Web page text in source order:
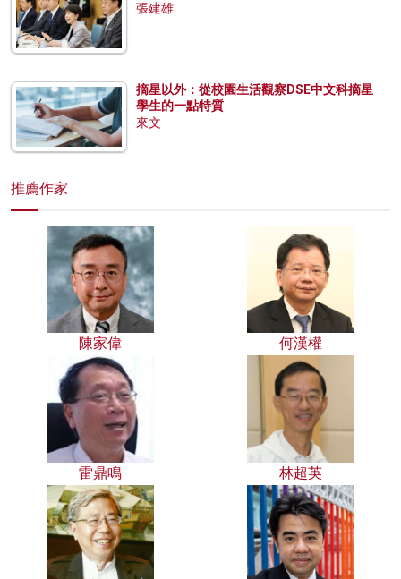
張建雄
摘星以外：從校園生活觀察DSE中文科摘星
學生的一點特質
來文
推薦作家
陳家偉 何漢權
雷鼎鳴 林超英